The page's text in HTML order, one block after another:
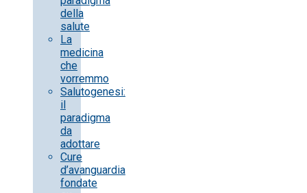
della
salute
La
medicina
che
vorremmo
Salutogenesi:
il
paradigma
da
adottare
Cure
d’avanguardia
fondate